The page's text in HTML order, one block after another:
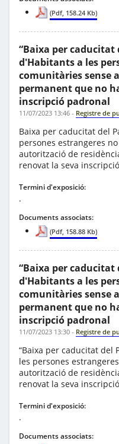
(Pdf, 158.24 Kb)
“Baixa per
d'Habitants a les
comunitàries sense
permanent que no
inscripció padronal
11/07/2023 13:46 - Registre de
Baixa per caducitat del
persones estrangeres
autorització de
renovat la seva
Termini d'exposició:
.
Documents associats:
(Pdf, 158.88 Kb)
“Baixa per
d'Habitants a les
comunitàries sense
permanent que no
inscripció padronal
11/07/2023 13:30 - Registre de
“Baixa per caducitat del
les persones
autorització de
renovat la seva
Termini d'exposició:
.
Documents associats: